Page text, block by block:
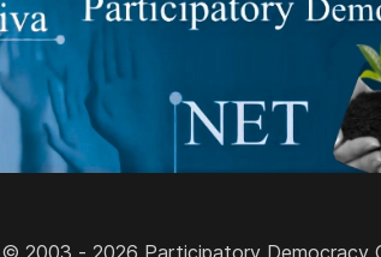
© 2003 - 2026 Participatory Democracy